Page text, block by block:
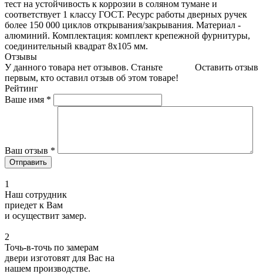
тест на устойчивость к коррозии в соляном тумане и
соответствует 1 классу ГОСТ. Ресурс работы дверных ручек
более 150 000 циклов открывания/закрывания. Материал -
алюминий. Комплектация: комплект крепежной фурнитуры,
соединительный квадрат 8x105 мм.
Отзывы
Оставить отзыв
У данного товара нет отзывов. Станьте
первым, кто оставил отзыв об этом товаре!
Рейтинг
Ваше имя *
Ваш отзыв *
1
Наш сотрудник
приедет к Вам
и осуществит замер.
2
Точь-в-точь по замерам
двери изготовят для Вас на
нашем производстве.